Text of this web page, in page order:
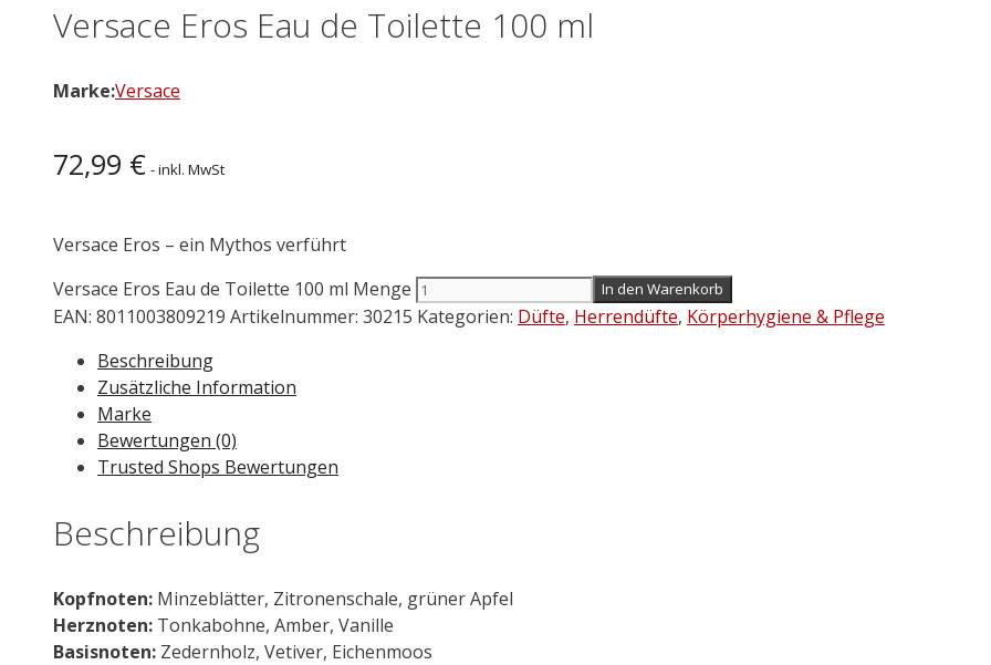
Versace Eros Eau de Toilette 100 ml
Marke:Versace
72,99 € - inkl. MwSt
Versace Eros – ein Mythos verführt
Versace Eros Eau de Toilette 100 ml Menge
In den Warenkorb
EAN: 8011003809219 Artikelnummer: 30215 Kategorien: Düfte, Herrendüfte, Körperhygiene & Pflege
Beschreibung
Zusätzliche Information
Marke
Bewertungen (0)
Trusted Shops Bewertungen
Beschreibung
Kopfnoten: Minzeblätter, Zitronenschale, grüner Apfel
Herznoten: Tonkabohne, Amber, Vanille
Basisnoten: Zedernholz, Vetiver, Eichenmoos